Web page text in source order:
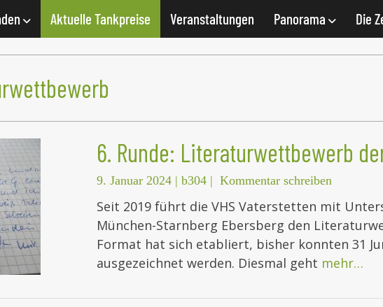
Aktuelle Tankpreise Veranstaltungen Panorama Die
6. Runde: Literaturwettbewerb
9. Januar 2024 | b304 | Kommentar schreiben
Seit 2019 führt die VHS Vaterstetten mit
München-Starnberg Ebersberg den
Format hat sich etabliert, bisher konnten 31
ausgezeichnet werden. Diesmal geht mehr…